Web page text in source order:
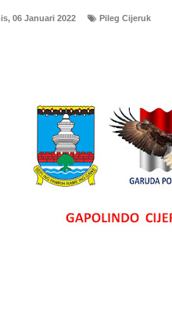
06 Januari 2022 Pileg Cijeruk